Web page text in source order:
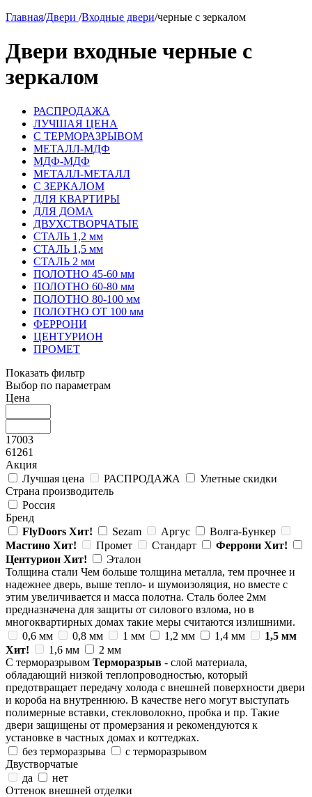
Главная/Двери /Входные двери/черные с зеркалом
Двери входные черные с
зеркалом
РАСПРОДАЖА
ЛУЧШАЯ ЦЕНА
С ТЕРМОРАЗРЫВОМ
МЕТАЛЛ-МДФ
МДФ-МДФ
МЕТАЛЛ-МЕТАЛЛ
С ЗЕРКАЛОМ
ДЛЯ КВАРТИРЫ
ДЛЯ ДОМА
ДВУХСТВОРЧАТЫЕ
СТАЛЬ 1,2 мм
СТАЛЬ 1,5 мм
СТАЛЬ 2 мм
ПОЛОТНО 45-60 мм
ПОЛОТНО 60-80 мм
ПОЛОТНО 80-100 мм
ПОЛОТНО ОТ 100 мм
ФЕРРОНИ
ЦЕНТУРИОН
ПРОМЕТ
Показать фильтр
Выбор по параметрам
Цена
17003
61261
Акция
Лучшая цена
РАСПРОДАЖА
Улетные скидки
Страна производитель
Россия
Бренд
FlyDoors Хит! Sezam Аргус
Волга-Бункер
Мастино Хит! Промет Стандарт Феррони Хит!
Центурион Хит!
Эталон
Толщина стали Чем больше толщина металла, тем прочнее и
надежнее дверь, выше тепло- и шумоизоляция, но вместе с
этим увеличивается и масса полотна. Сталь более 2мм
предназначена для защиты от силового взлома, но в
многоквартирных домах такие меры считаются излишними.
0,6 мм
0,8 мм 1 мм 1,2 мм 1,4 мм
1,5 мм
Хит!
1,6 мм
2 мм
С терморазрывом Терморазрыв - слой материала,
обладающий низкой теплопроводностью, который
предотвращает передачу холода с внешней поверхности двери
и короба на внутреннюю. В качестве него могут выступать
полимерные вставки, стекловолокно, пробка и пр. Такие
двери защищены от промерзания и рекомендуются к
установке в частных домах и коттеджах.
без терморазрыва
с терморазрывом
Двустворчатые
да
нет
Оттенок внешней отделки